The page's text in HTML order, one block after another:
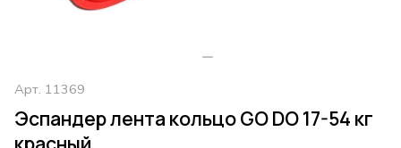
Арт. 11369
Эспандер лента кольцо GO DO 17-54 кг